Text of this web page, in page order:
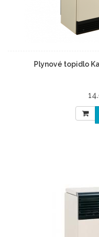
Plynové topidlo